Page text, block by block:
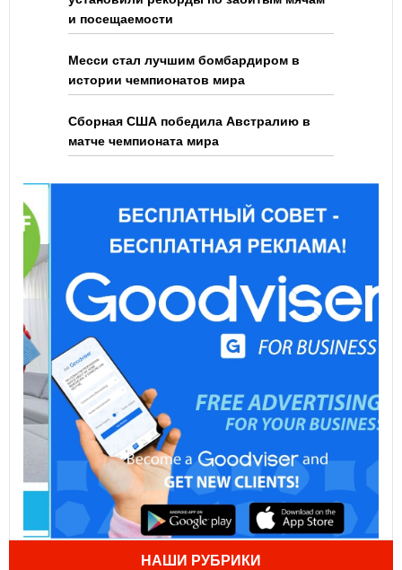
и посещаемости
Месси стал лучшим бомбардиром в
истории чемпионатов мира
Сборная США победила Австралию в
матче чемпионата мира
НАШИ РУБРИКИ